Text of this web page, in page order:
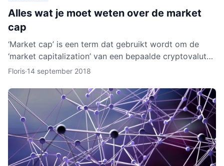
Alles wat je moet weten over de market
cap
‘Market cap’ is een term dat gebruikt wordt om de
‘market capitalization’ van een bepaalde cryptovaluta
uit te drukken. Aan de hand van berekeningen van de
Floris·14 september 2018